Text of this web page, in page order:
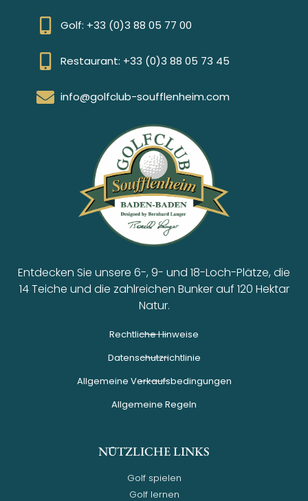
Golf: +33 (0)3 88 05 77 00
Restaurant: +33 (0)3 88 05 73 45
info@golfclub-soufflenheim.com
Entdecken Sie unsere 6-, 9- und 18-Loch-Plätze, die
14 Teiche und die zahlreichen Bunker auf 120 Hektar
Natur.
Rechtliche Hinweise
Datenschutzrichtlinie
Allgemeine Verkaufsbedingungen
Allgemeine Regeln
NÜTZLICHE LINKS
Golf spielen
Golf lernen